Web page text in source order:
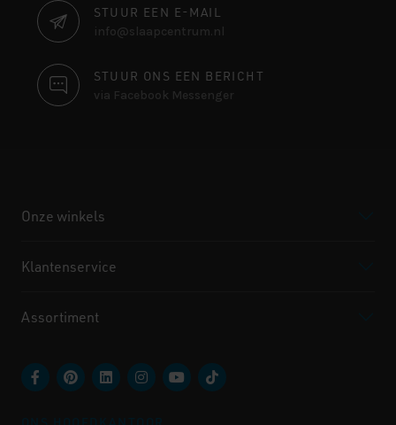
STUUR EEN E-MAIL
info@slaapcentrum.nl
STUUR ONS EEN BERICHT
via Facebook Messenger
Onze winkels
Klantenservice
Assortiment